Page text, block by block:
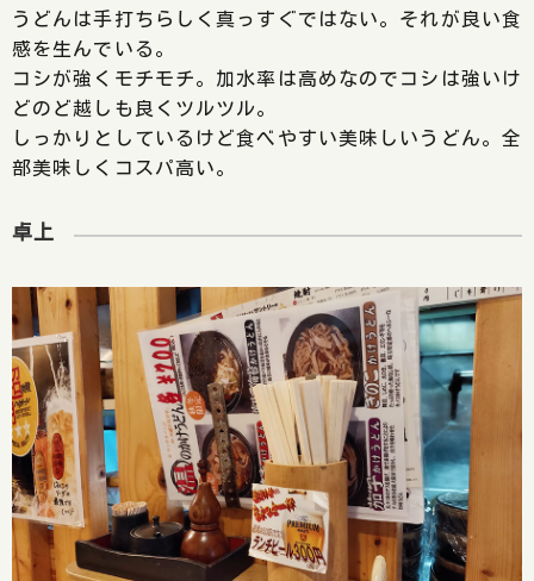
うどんは手打ちらしく真っすぐではない。それが良い食
感を生んでいる。
コシが強くモチモチ。加水率は高めなのでコシは強いけ
どのど越しも良くツルツル。
しっかりとしているけど食べやすい美味しいうどん。全
部美味しくコスパ高い。
卓上